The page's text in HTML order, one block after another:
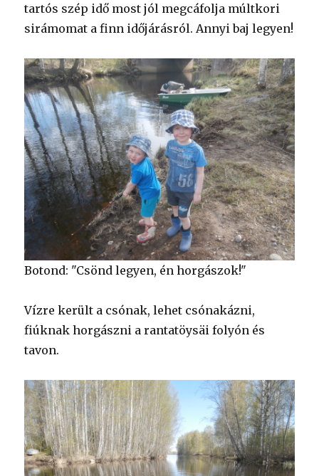
tartós szép idő most jól megcáfolja múltkori
sirámomat a finn időjárásról. Annyi baj legyen!
Botond: "Csönd legyen, én horgászok!"
Vízre került a csónak, lehet csónakázni,
fiúknak horgászni a rantatöysäi folyón és
tavon.